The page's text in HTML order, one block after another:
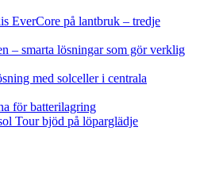
EverCore på lantbruk – tredje
– smarta lösningar som gör verklig
med solceller i centrala
för batterilagring
Tour bjöd på löparglädje